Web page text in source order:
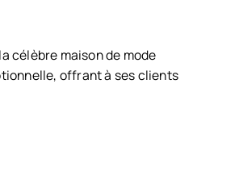
célèbre maison de mode
offrant à ses clients